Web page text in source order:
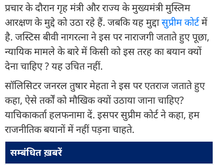
प्रचार के दौरान गृह मंत्री और राज्य के मुख्यमंत्री मुस्लिम
आरक्षण के मुद्दे को उठा रहे हैं. जबकि यह मुद्दासुप्रीम कोर्टमें
है. जस्टिस बीवी नागरत्ना ने इस पर नाराजगी जताते हुए पूछा,
न्यायिक मामले के बारे में किसी को इस तरह का बयान क्यों
देना चाहिए ? यह उचित नहीं.
सॉलिसिटर जनरल तुषार मेहता ने इस पर एतराज जताते हुए
कहा, ऐसे तर्कों को मौखिक क्यों उठाया जाना चाहिए?
याचिकाकर्ता हलफनामा दें. इसपर सुप्रीम कोर्ट ने कहा, हम
राजनीतिक बयानों में नहीं पड़ना चाहते.
सम्बंधित ख़बरें